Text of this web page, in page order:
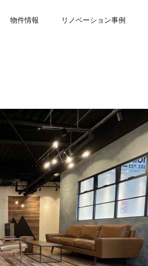
物件情報 リノベーション事例